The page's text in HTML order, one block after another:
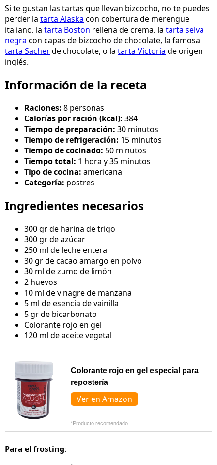
Si te gustan las tartas que llevan bizcocho, no te puedes
perder la tarta Alaska con cobertura de merengue
italiano, la tarta Boston rellena de crema, la tarta selva
negra con capas de bizcocho de chocolate, la famosa
tarta Sacherde chocolate, o la tarta Victoria de origen
inglés.
Información de la receta
Raciones: 8 personas
Calorías por ración (kcal): 384
Tiempo de preparación: 30 minutos
Tiempo de refrigeración: 15 minutos
Tiempo de cocinado: 50 minutos
Tiempo total: 1 hora y 35 minutos
Tipo de cocina: americana
Categoría: postres
Ingredientes necesarios
300 gr de harina de trigo
300 gr de azúcar
250 ml de leche entera
30 gr de cacao amargo en polvo
30 ml de zumo de limón
2 huevos
10 ml de vinagre de manzana
5 ml de esencia de vainilla
5 gr de bicarbonato
Colorante rojo en gel
120 ml de aceite vegetal
Colorante rojo en gel especial para
repostería
Ver en Amazon
*Producto recomendado.
Para el frosting: